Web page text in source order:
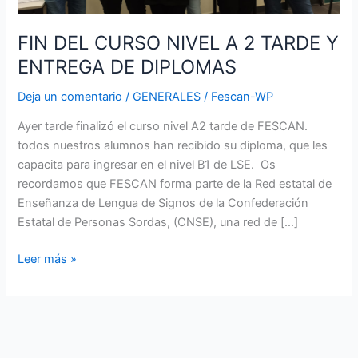
FIN DEL CURSO NIVEL A 2 TARDE Y
ENTREGA DE DIPLOMAS
Deja un comentario /GENERALES / Fescan-WP
Ayer tarde finalizó el curso nivel A2 tarde de FESCAN.
todos nuestros alumnos han recibido su diploma, que les
capacita para ingresar en el nivel B1 de LSE. Os
recordamos que FESCAN forma parte de la Red estatal de
Enseñanza de Lengua de Signos de la Confederación
Estatal de Personas Sordas, (CNSE), una red de […]
DE
DIPLOMAS
Leer más »